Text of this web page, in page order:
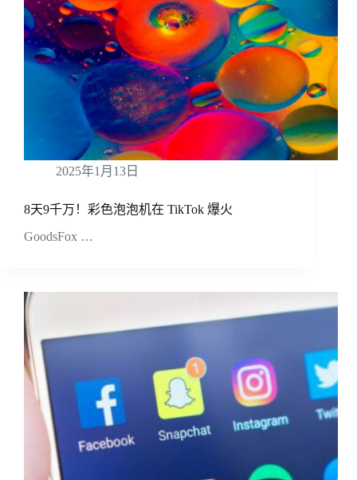
2025年1月13日
8天9千万！彩色泡泡机在 TikTok 爆火
GoodsFox …